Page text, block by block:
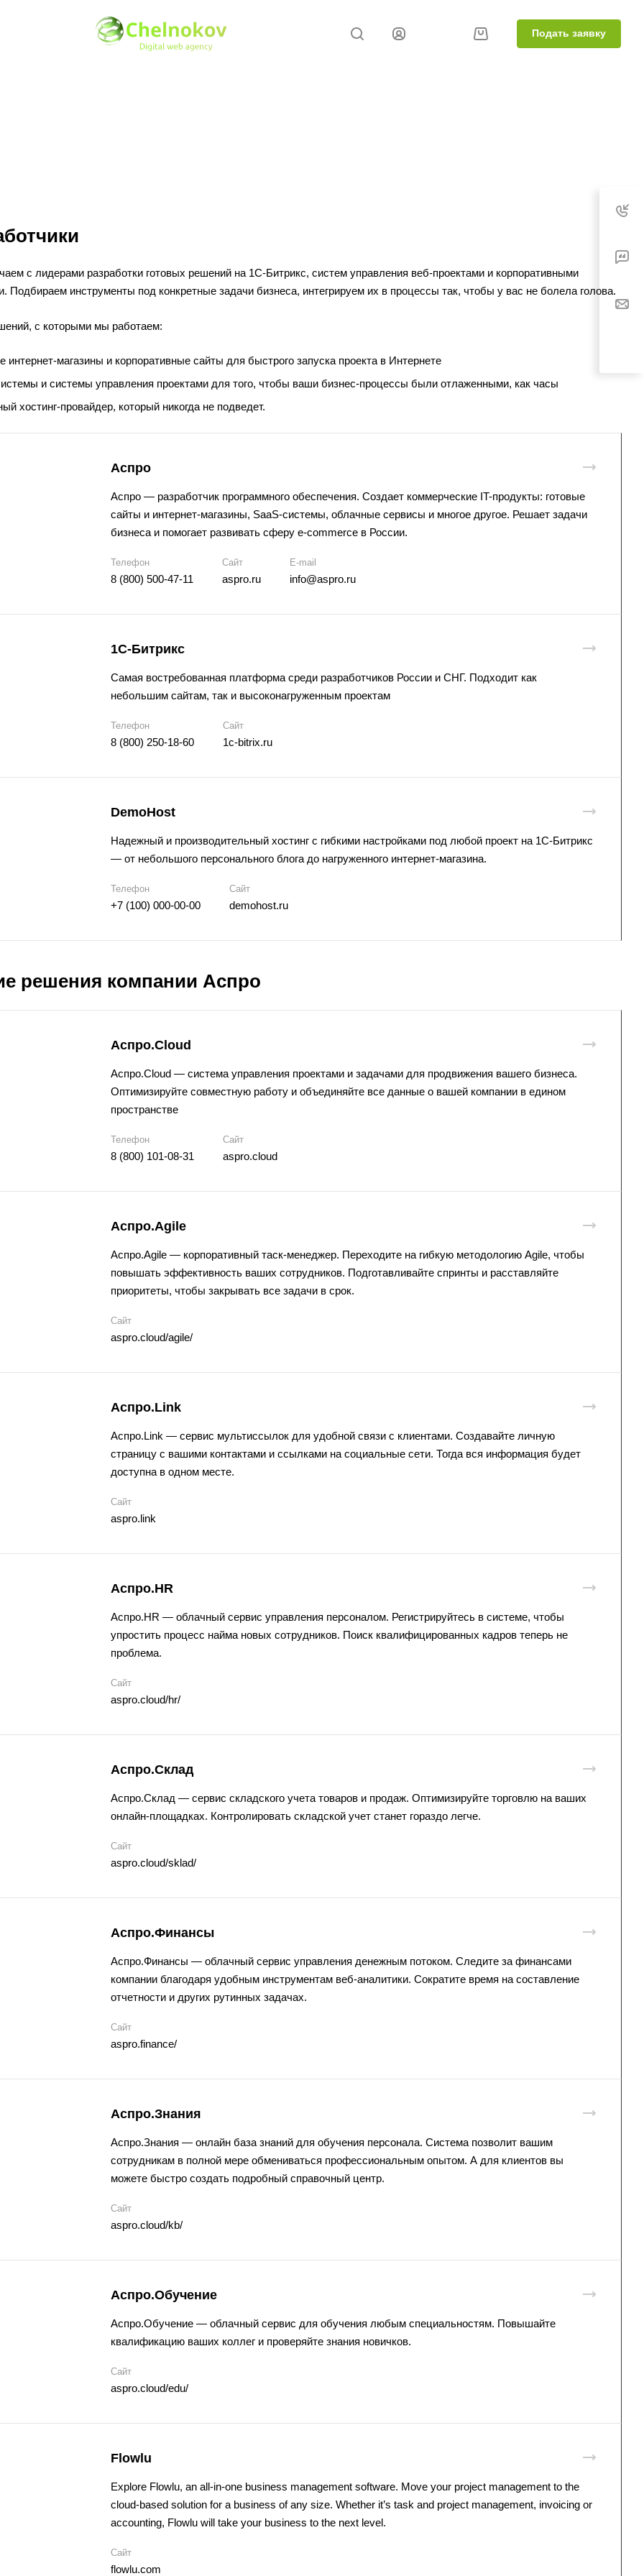
Подать заявку
с лидерами разработки готовых решений на 1С-Битрикс, систем управления веб-проектами и корпоративными
Подбираем инструменты под конкретные задачи бизнеса, интегрируем их в процессы так, чтобы у вас не болела голова.
с которыми мы работаем:
интернет-магазины и корпоративные сайты для быстрого запуска проекта в Интернете
и системы управления проектами для того, чтобы ваши бизнес-процессы были отлаженными, как часы
хостинг-провайдер, который никогда не подведет.
Аспро
Аспро — разработчик программного обеспечения. Создает коммерческие IT-продукты: готовые
сайты и интернет-магазины, SaaS-системы, облачные сервисы и многое другое. Решает задачи
бизнеса и помогает развивать сферу e-commerce в России.
Телефон
8 (800) 500-47-11
Сайт
aspro.ru
E-mail
info@aspro.ru
1C-Битрикс
Cамая востребованная платформа среди разработчиков России и СНГ. Подходит как
небольшим сайтам, так и высоконагруженным проектам
Телефон
8 (800) 250-18-60
Сайт
1c-bitrix.ru
DemoHost
Надежный и производительный хостинг с гибкими настройками под любой проект на 1С-Битрикс
— от небольшого персонального блога до нагруженного интернет-магазина.
Телефон
+7 (100) 000-00-00
Сайт
demohost.ru
решения компании Аспро
Аспро.Cloud
Аспро.Cloud — система управления проектами и задачами для продвижения вашего бизнеса.
Оптимизируйте совместную работу и объединяйте все данные о вашей компании в едином
пространстве
Телефон
8 (800) 101-08-31
Сайт
aspro.cloud
Аспро.Agile
Аспро.Agile — корпоративный таск-менеджер. Переходите на гибкую методологию Agile, чтобы
повышать эффективность ваших сотрудников. Подготавливайте спринты и расставляйте
приоритеты, чтобы закрывать все задачи в срок.
Сайт
aspro.cloud/agile/
Аспро.Link
Аспро.Link — сервис мультиссылок для удобной связи с клиентами. Создавайте личную
страницу с вашими контактами и ссылками на социальные сети. Тогда вся информация будет
доступна в одном месте.
Сайт
aspro.link
Аспро.HR
Аспро.HR — облачный сервис управления персоналом. Регистрируйтесь в системе, чтобы
упростить процесс найма новых сотрудников. Поиск квалифицированных кадров теперь не
проблема.
Сайт
aspro.cloud/hr/
Аспро.Склад
Аспро.Склад — сервис складского учета товаров и продаж. Оптимизируйте торговлю на ваших
онлайн-площадках. Контролировать складской учет станет гораздо легче.
Сайт
aspro.cloud/sklad/
Аспро.Финансы
Аспро.Финансы — облачный сервис управления денежным потоком. Следите за финансами
компании благодаря удобным инструментам веб-аналитики. Сократите время на составление
отчетности и других рутинных задачах.
Сайт
aspro.finance/
Аспро.Знания
Аспро.Знания — онлайн база знаний для обучения персонала. Система позволит вашим
сотрудникам в полной мере обмениваться профессиональным опытом. А для клиентов вы
можете быстро создать подробный справочный центр.
Сайт
aspro.cloud/kb/
Аспро.Обучение
Аспро.Обучение — облачный сервис для обучения любым специальностям. Повышайте
квалификацию ваших коллег и проверяйте знания новичков.
Сайт
aspro.cloud/edu/
Flowlu
Explore Flowlu, an all-in-one business management software. Move your project management to the
cloud-based solution for a business of any size. Whether it’s task and project management, invoicing or
accounting, Flowlu will take your business to the next level.
Сайт
flowlu.com